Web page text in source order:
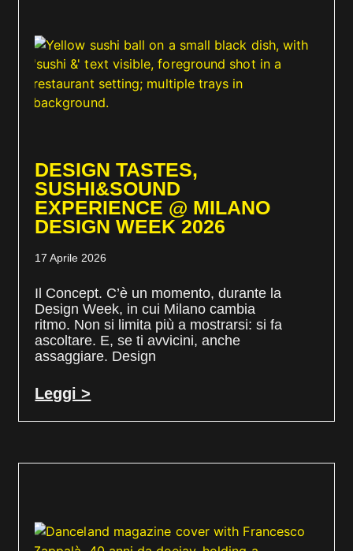
DESIGN TASTES,
SUSHI&SOUND
EXPERIENCE @ MILANO
DESIGN WEEK 2026
17 Aprile 2026
Il Concept. C’è un momento, durante la
Design Week, in cui Milano cambia
ritmo. Non si limita più a mostrarsi: si fa
ascoltare. E, se ti avvicini, anche
assaggiare. Design
Leggi >